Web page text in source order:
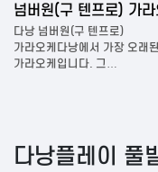
넘버원(구 텐프로) 가라오
다낭 넘버원(구 텐프로)
가라오케다낭에서 가장 오래된
가라오케입니다. 그…
다낭플레이 풀